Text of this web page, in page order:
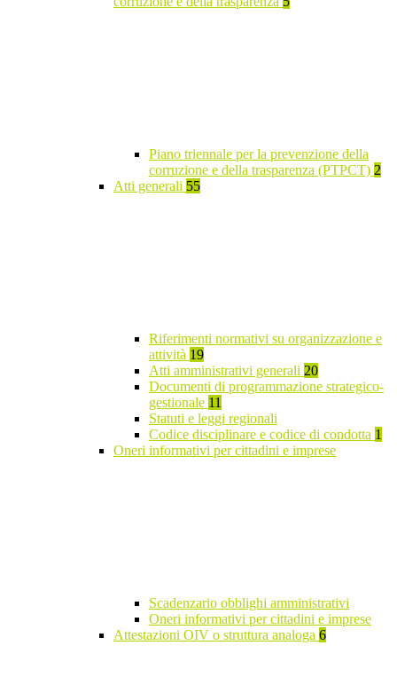
Piano triennale per la prevenzione della
corruzione e della trasparenza (PTPCT) 2
Atti generali 55
Riferimenti normativi su organizzazione e
attività 19
Atti amministrativi generali 20
Documenti di programmazione strategico-
gestionale 11
Statuti e leggi regionali
Codice disciplinare e codice di condotta 1
Oneri informativi per cittadini e imprese
Scadenzario obblighi amministrativi
Oneri informativi per cittadini e imprese
Attestazioni OIV o struttura analoga 6